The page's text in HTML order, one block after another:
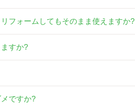
フォームしてもそのまま使えますか?
すか?
ですか?